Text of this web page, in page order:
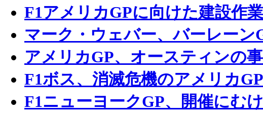
F1アメリカGPに向けた建設作
マーク・ウェバー、バーレーン
アメリカGP、オースティンの
F1ボス、消滅危機のアメリカ
F1ニューヨークGP、開催にむ